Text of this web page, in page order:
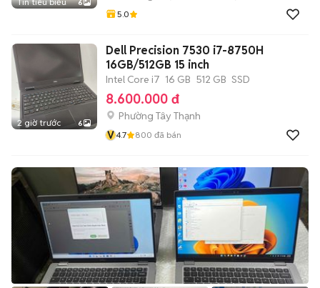
6
5.0
2 giờ trước 6
Dell Precision 7530 i7-8750H
16GB/512GB 15 inch
Intel Core i7 16 GB 512 GB SSD
8.600.000 đ
Phường Tây Thạnh
V4.7 800 đã bán